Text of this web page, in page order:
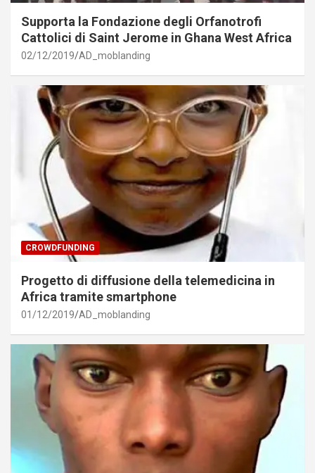
Supporta la Fondazione degli Orfanotrofi
Cattolici di Saint Jerome in Ghana West Africa
02/12/2019 AD_moblanding
CROWDFUNDING
Progetto di diffusione della telemedicina in
Africa tramite smartphone
01/12/2019 AD_moblanding